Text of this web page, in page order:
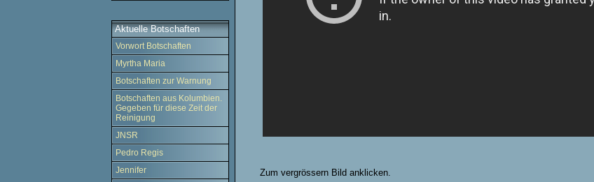
Aktuelle Botschaften
Vorwort Botschaften
Myrtha Maria
Botschaften zur Warnung
Botschaften aus Kolumbien.
Gegeben für diese Zeit der
Reinigung
JNSR
Pedro Regis
Jennifer
Zum vergrössern Bild anklicken.